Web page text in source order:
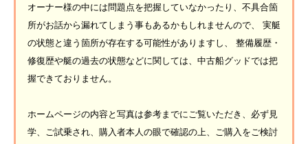
オーナー様の中には問題点を把握していなかったり、不具合箇
所がお話から漏れてしまう事もあるかもしれませんので、 実艇
の状態と違う箇所が存在する可能性がありますし、 整備履歴・
修復歴や艇の過去の状態などに関しては、中古船グッドでは把
握できておりません。
ホームページの内容と写真は参考までにご覧いただき、必ず見
学、ご試乗され、購入者本人の眼で確認の上、ご購入をご検討